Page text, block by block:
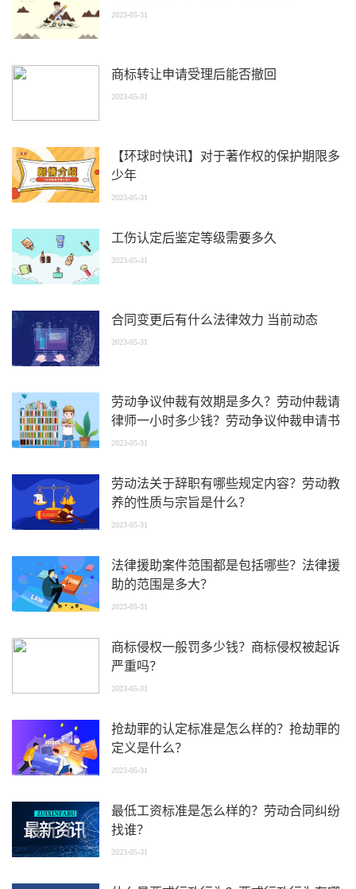
2023-05-31
商标转让申请受理后能否撤回
2023-05-31
【环球时快讯】对于著作权的保护期限多
少年
2023-05-31
工伤认定后鉴定等级需要多久
2023-05-31
合同变更后有什么法律效力 当前动态
2023-05-31
劳动争议仲裁有效期是多久？劳动仲裁请
律师一小时多少钱？劳动争议仲裁申请书
怎么填写？
2023-05-31
劳动法关于辞职有哪些规定内容？劳动教
养的性质与宗旨是什么？
2023-05-31
法律援助案件范围都是包括哪些？法律援
助的范围是多大？
2023-05-31
商标侵权一般罚多少钱？商标侵权被起诉
严重吗？
2023-05-31
抢劫罪的认定标准是怎么样的？抢劫罪的
定义是什么？
2023-05-31
最低工资标准是怎么样的？劳动合同纠纷
找谁？
2023-05-31